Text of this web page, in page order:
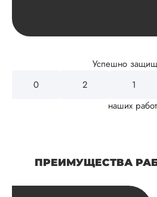
Успешно
4
2
0
наших
ПРЕИМУЩЕСТВА